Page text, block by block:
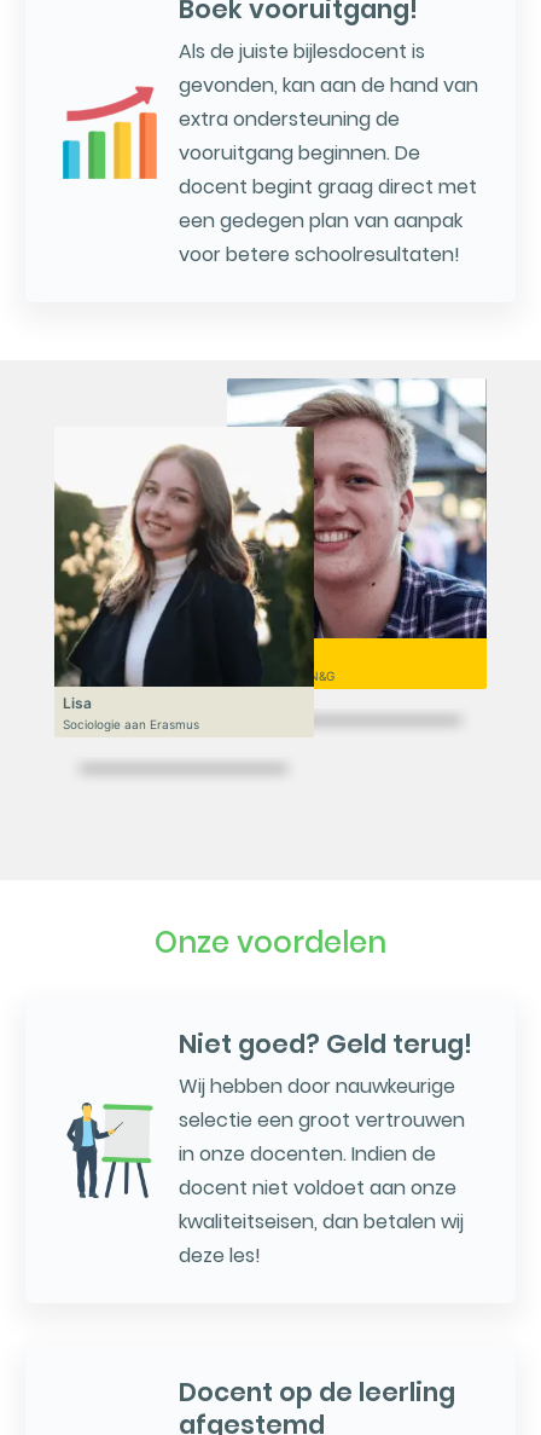
Boek vooruitgang!
Als de juiste bijlesdocent is
gevonden, kan aan de hand van
extra ondersteuning de
vooruitgang beginnen. De
docent begint graag direct met
een gedegen plan van aanpak
voor betere schoolresultaten!
Niek
VWO 6, N&T/N&G
Lisa
Sociologie aan Erasmus
Onze voordelen
Niet goed? Geld terug!
Wij hebben door nauwkeurige
selectie een groot vertrouwen
in onze docenten. Indien de
docent niet voldoet aan onze
kwaliteitseisen, dan betalen wij
deze les!
Docent op de leerling
afgestemd